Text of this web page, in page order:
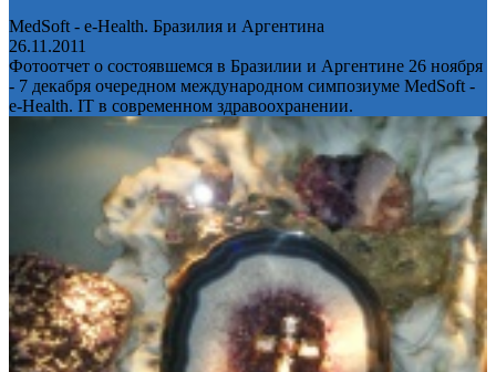
MedSoft - e-Health. Бразилия и Аргентина
26.11.2011
Фотоотчет о состоявшемся в Бразилии и Аргентине 26 ноября
- 7 декабря очередном международном симпозиуме MedSoft -
e-Health. IT в современном здравоохранении.